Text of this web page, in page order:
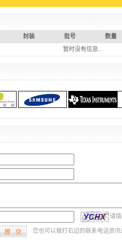
封装 批号
数量
暂时没有信息..
请填
您也可以拨打右边的联系电话资